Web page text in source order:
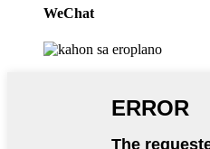
WeChat